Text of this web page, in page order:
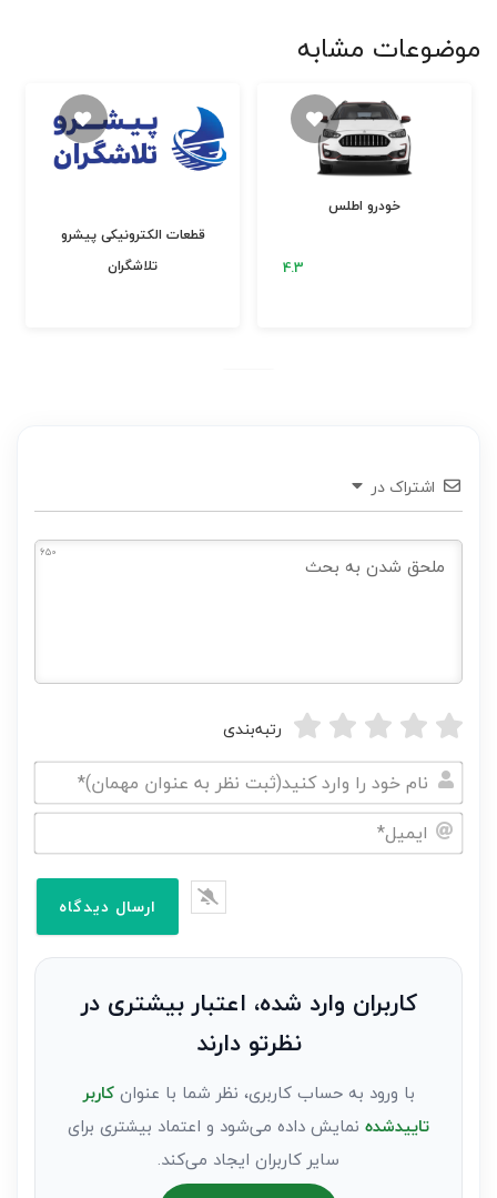
موضوعات مشابه
قطعات الکترونیکی پیشرو
تلاشگران
خودرو اطلس
اشتراک در
650
رتبه‌بندی
نام
خود
نظر
کاربران وارد شده، اعتبار بیشتری در
نظرتو دارند
با ورود به حساب کاربری، نظر شما با عنوانکاربر
تاییدشده نمایش داده می‌شود و اعتماد بیشتری برای
سایر کاربران ایجاد می‌کند.